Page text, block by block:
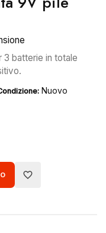
3 batterie in totale
Nuovo
favorite_border